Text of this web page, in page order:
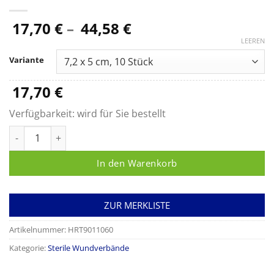
17,70 € – 44,58 €Preisspanne:
bis
44,58 €
Variante
LEEREN
17,70 €
Verfügbarkeit: wird für Sie bestellt
In den Warenkorb
ZUR MERKLISTE
Artikelnummer: HRT9011060
Kategorie:Sterile Wundverbände